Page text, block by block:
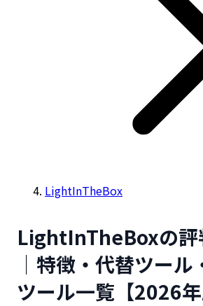
LightInTheBox
LightInTheBoxの評
｜特徴・代替ツール
ツール一覧【2026年